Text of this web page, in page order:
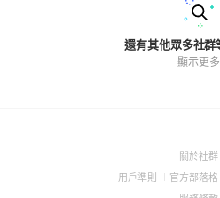
還有其他眾多社群
顯示更多
關於社群
用戶準則
(Open
官方部落格